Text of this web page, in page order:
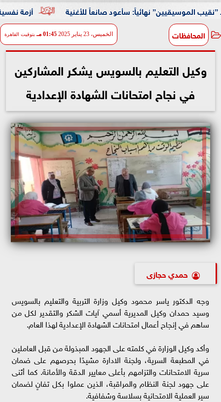
أزمة نفسية وظروف نهائياً: سأعود صانعاً للأغنية
المحافظات الخميس، 23 يناير 2025 01:45 مـ بتوقيت القاهرة
وكيل التعليم بالسويس يشكر المشاركين
في نجاح امتحانات الشهادة الإعدادية
حمدي حجازى
وجه الدكتور ياسر محمود وكيل وزارة التربية والتعليم بالسويس
وسيد حمدان وكيل المديرية أسمي آيات الشكر والتقدير لكل من
ساهم في إنجاح أعمال امتحانات الشهادة الإعدادية لهذا العام.
وأكد وكيل الوزارة في كلمته على الجهود المبذولة من قبل العاملين
في المطبعة السرية، ولجنة الادارة مشيدًا بحرصهم على ضمان
سرية الامتحانات والتزامهم بأعلى معايير الدقة والأمانة. كما أثنى
على جهود لجنة النظام والمراقبة، الذين عملوا بكل تفانٍ لضمان
سير العملية الامتحانية بسلاسة وشفافية.